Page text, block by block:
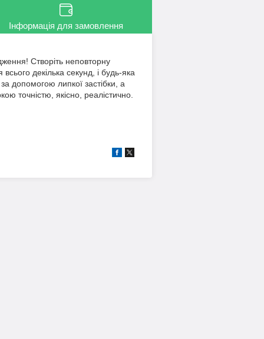
Інформація для замовлення
Створіть неповторну
декілька секунд, і будь-яка
допомогою липкої застібки, а
точністю, якісно, реалістично.